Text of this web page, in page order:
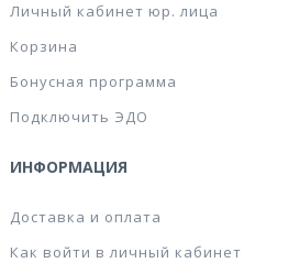
Личный кабинет юр. лица
Корзина
Бонусная программа
Подключить ЭДО
ИНФОРМАЦИЯ
Доставка и оплата
Как войти в личный кабинет